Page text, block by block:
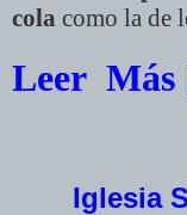
cola como la de
Leer Más
Iglesia